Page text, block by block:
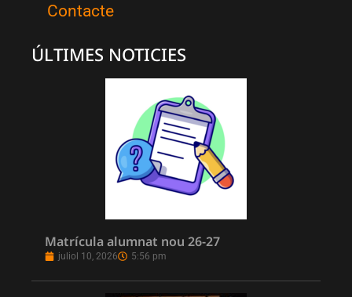
Contacte
ÚLTIMES NOTICIES
Matrícula alumnat nou 26-27
juliol 10, 2026 5:56 pm